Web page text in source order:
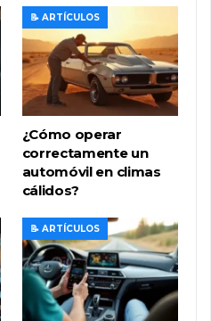
📝 ARTÍCULOS
¿Cómo operar
correctamente un
automóvil en climas
cálidos?
📝 ARTÍCULOS